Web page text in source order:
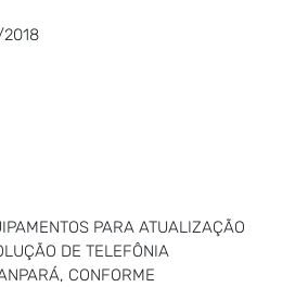
PARA ATUALIZAÇÃO
DE TELEFÔNIA
CONFORME